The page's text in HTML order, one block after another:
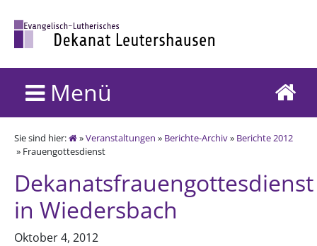
Menü
Sie sind hier: »Veranstaltungen » Berichte-Archiv» Berichte 2012
» Frauengottesdienst
Dekanatsfrauengottesdienst
in Wiedersbach
Oktober 4, 2012